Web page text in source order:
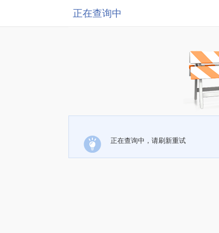
正在查询中
正在查询中，请刷新重试